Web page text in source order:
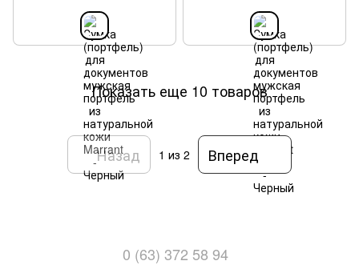
Показать еще 10 товаров
Назад 1 из 2 Вперед
0 (63) 372 58 94